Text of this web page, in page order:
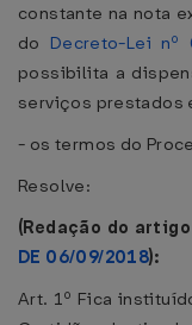
constante na nota
do Decreto-Lei
possibilita a
serviços prestados
- os termos do
Resolve:
(Redação do
DE 06/09/2018):
Art. 1º Fica